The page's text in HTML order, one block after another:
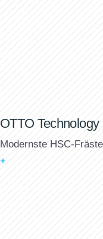
OTTO Technology
Modernste HSC-
+